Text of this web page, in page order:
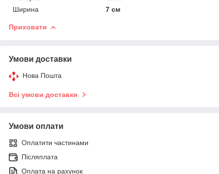
Ширина
7 см
Приховати
Умови доставки
Нова Пошта
Всі умови доставки
Умови оплати
Оплатити частинами
Післяплата
Оплата на рахунок